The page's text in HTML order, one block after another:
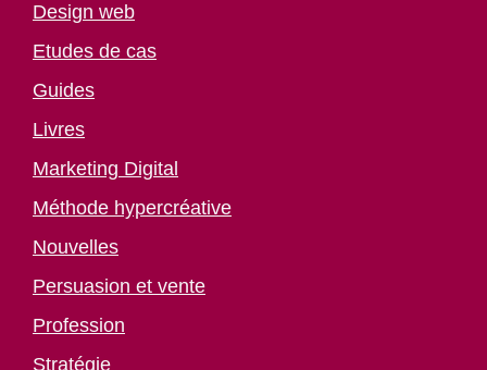
Design web
Etudes de cas
Guides
Livres
Marketing Digital
Méthode hypercréative
Nouvelles
Persuasion et vente
Profession
Stratégie